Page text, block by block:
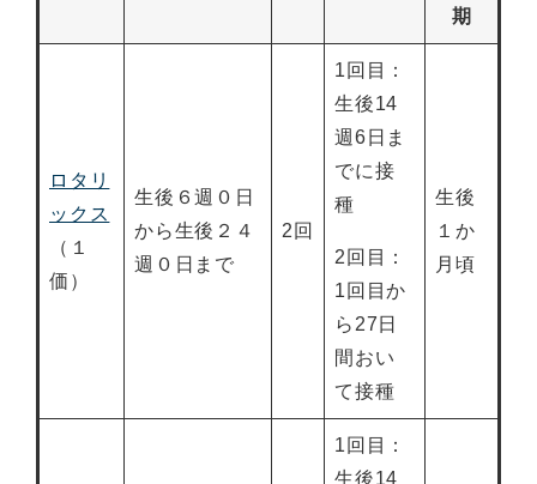
期
ロタリ
ックス
（１
価）
生後６週０日
から生後２４
週０日まで
2回
1回目：
生後14
週6日ま
でに接
種
2回目：
1回目か
ら27日
間おい
て接種
生後
１か
月頃
1回目：
生後14